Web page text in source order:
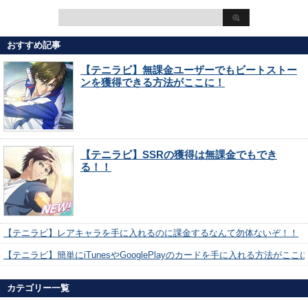
おすすめ記事
【テニラビ】無課金ユーザーでもビートストー
ンを獲得できる方法がここに！
【テニラビ】SSRの獲得は無課金でもでき
る！！
【テニラビ】レアキャラを手に入れるのに課金するなんて勿体ないぞ！！
【テニラビ】簡単にiTunesやGooglePlayのカードを手に入れる方法がここ
カテゴリー一覧